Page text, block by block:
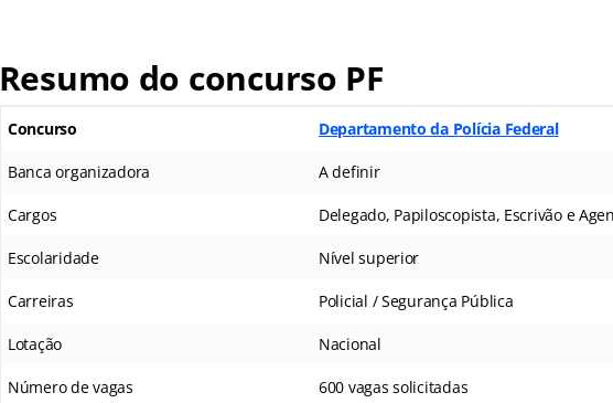
Resumo do concurso PF
Concurso Departamento da Polícia Federal
Banca organizadora A definir
Cargos Delegado, Papiloscopista, Escrivão e
Escolaridade Nível superior
Carreiras Policial / Segurança Pública
Lotação Nacional
Número de vagas 600 vagas solicitadas